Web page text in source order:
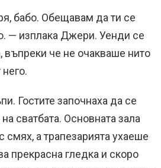
бабо. Обещавам да ти се
— изплака Джери. Уенди се
въпреки че не очакваше нито
Гостите започнаха да се
сватбата. Основната зала
а трапезарията ухаеше
прекрасна гледка и скоро